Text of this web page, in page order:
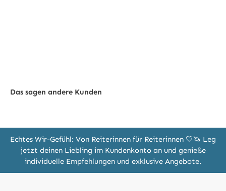
Das sagen andere Kunden
Echtes Wir-Gefühl: Von Reiterinnen für Reiterinnen 🤍🦄 Leg
jetzt deinen Liebling im Kundenkonto an und genieße
individuelle Empfehlungen und exklusive Angebote.